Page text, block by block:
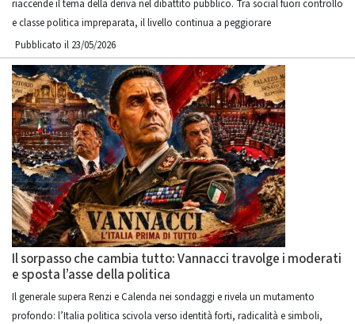
riaccende il tema della deriva nel dibattito pubblico. Tra social fuori controllo
e classe politica impreparata, il livello continua a peggiorare
Pubblicato il 23/05/2026
Il sorpasso che cambia tutto: Vannacci travolge i moderati
e sposta l’asse della politica
Il generale supera Renzi e Calenda nei sondaggi e rivela un mutamento
profondo: l’Italia politica scivola verso identità forti, radicalità e simboli,